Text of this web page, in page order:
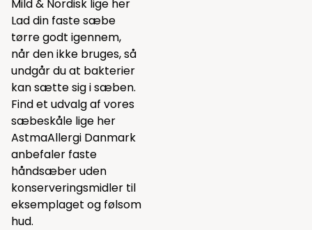
Mild & Nordisk lige her
Lad din faste sæbe
tørre godt igennem,
når den ikke bruges, så
undgår du at bakterier
kan sætte sig i sæben.
Find et udvalg af vores
sæbeskåle lige her
AstmaAllergi Danmark
anbefaler faste
håndsæber uden
konserveringsmidler til
eksemplaget og følsom
hud.